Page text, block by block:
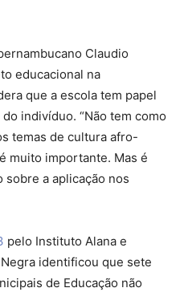
Claudio
educacional na
que a escola tem papel
indivíduo. “Não tem como
temas de cultura afro-
muito importante. Mas é
sobre a aplicação nos
pelo Instituto Alana e
identificou que sete
de Educação não